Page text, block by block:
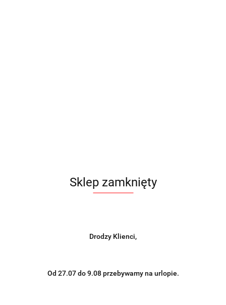
Sklep zamknięty
Drodzy Klienci,
Od 27.07 do 9.08 przebywamy na urlopie.